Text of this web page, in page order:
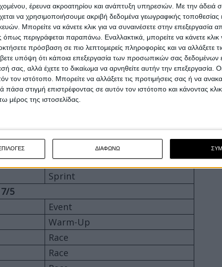
έρευνα ακροατηρίου και ανάπτυξη υπηρεσιών. Με την άδειά
να χρησιμοποιήσουμε ακριβή δεδομένα γεωγραφικής τοποθεσίας
Μπορείτε να κάνετε κλικ για να συναινέσετε στην επεξεργασία
περιγράφεται παραπάνω. Εναλλακτικά, μπορείτε να κάνετε κλικ
πρόσβαση σε πιο λεπτομερείς πληροφορίες και να αλλάξετε
υπόψη ότι κάποια επεξεργασία των προσωπικών σας δεδομένων
σας, αλλά έχετε το δικαίωμα να αρνηθείτε αυτήν την επεξεργασία.
τον ιστότοπο. Μπορείτε να αλλάξετε τις προτιμήσεις σας ή να
στιγμή επιστρέφοντας σε αυτόν τον ιστότοπο και κάνοντας
μέρος της ιστοσελίδας.
ΔΙΑΦΩΝΩ
5
Event
Free Practice 2
Free Practice 2
Free Practice 2
Qualifying 1
Qualifying 2
Qualifying 2
Qualifying 1
Qualifying 2
Sprint
5
Event
Warm-Up
Race
Race